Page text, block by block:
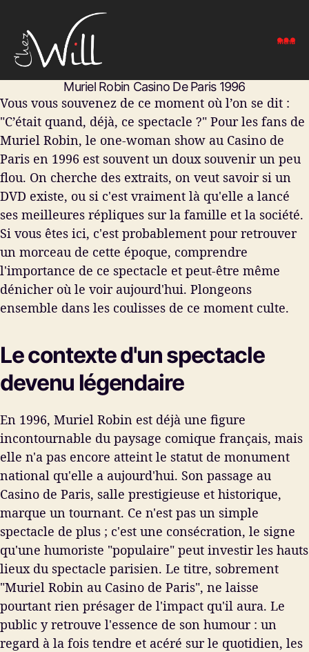
-
Restaurant
Drive-
Menu
Muriel Robin Casino De Paris 1996
Vous vous souvenez de ce moment où l’on se dit :
"C’était quand, déjà, ce spectacle ?" Pour les fans de
Muriel Robin, le one-woman show au Casino de
Paris en 1996 est souvent un doux souvenir un peu
flou. On cherche des extraits, on veut savoir si un
DVD existe, ou si c'est vraiment là qu'elle a lancé
ses meilleures répliques sur la famille et la société.
Si vous êtes ici, c'est probablement pour retrouver
un morceau de cette époque, comprendre
l'importance de ce spectacle et peut-être même
dénicher où le voir aujourd'hui. Plongeons
ensemble dans les coulisses de ce moment culte.
Le contexte d'un spectacle
devenu légendaire
En 1996, Muriel Robin est déjà une figure
incontournable du paysage comique français, mais
elle n'a pas encore atteint le statut de monument
national qu'elle a aujourd'hui. Son passage au
Casino de Paris, salle prestigieuse et historique,
marque un tournant. Ce n'est pas un simple
spectacle de plus ; c'est une consécration, le signe
qu'une humoriste "populaire" peut investir les hauts
lieux du spectacle parisien. Le titre, sobrement
"Muriel Robin au Casino de Paris", ne laisse
pourtant rien présager de l'impact qu'il aura. Le
public y retrouve l'essence de son humour : un
regard à la fois tendre et acéré sur le quotidien, les